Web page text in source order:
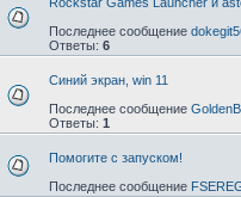
Последнее сообщение
Ответы: 6
Синий экран, win 11
Последнее сообщение
Ответы: 1
Помогите с запуском!
Последнее сообщение